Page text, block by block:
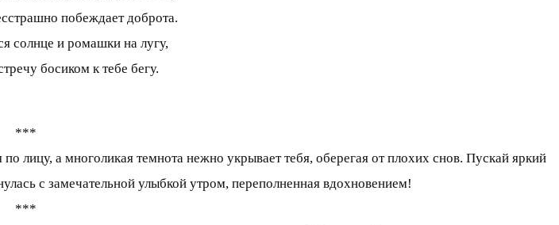
побеждает доброта.
солнце и ромашки на лугу,
босиком к тебе бегу.
***
а многоликая темнота нежно укрывает тебя, оберегая от плохих снов. Пускай яркий
с замечательной улыбкой утром, переполненная вдохновением!
***